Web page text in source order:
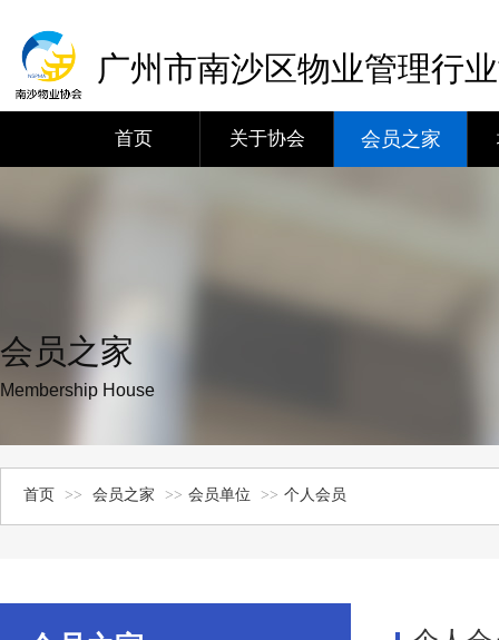
广州市南沙区物业管理行
首页 关于协会 会员之家
会员之家
Membership House
首页 >> 会员之家 >> 会员单位 >> 个人会员